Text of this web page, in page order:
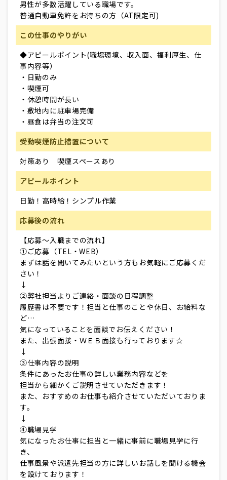
男性が多数活躍している職場です。
普通自動車免許をお持ちの方（AT限定可)
この仕事のやりがい
◆アピールポイント(職場環境、収入面、福利厚生、仕
事内容等）
・日勤のみ
・喫煙可
・休憩時間が長い
・敷地内に駐車場完備
・昼食は弁当の注文可
受動喫煙防止措置について
対策あり 喫煙スペースあり
アピールポイント
日勤！高時給！シンプル作業
応募後の流れ
【応募～入職までの流れ】
①ご応募（TEL・WEB）
まずは話を聞いてみたいという方もお気軽にご応募くだ
さい！
↓
②弊社担当よりご連絡・面談の日程調整
履歴書は不要です！担当と仕事のことや休日、お給料な
ど…
気になっていることを面談でお伝えください！
また、出張面接・ＷＥＢ面接も行っております☆
↓
③仕事内容の説明
条件にあったお仕事の詳しい業務内容などを
担当から細かくご説明させていただきます！
また、おすすめのお仕事も紹介させていただいておりま
す。
↓
④職場見学
気になったお仕事に担当と一緒に事前に職場見学に行
き、
仕事風景や派遣先担当の方に詳しいお話しを聞ける機会
を設けております！